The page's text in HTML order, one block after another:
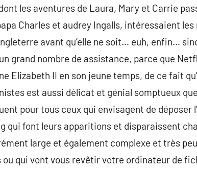
les aventures de Laura, Mary et Carrie
Charles et audrey Ingalls, intéressaient
avant qu’elle ne soit… euh, enfin…
grand nombre de assistance, parce que
Elizabeth II en son jeune temps, de ce fait
est aussi délicat et génial somptueux
pour tous ceux qui envisagent de déposer
qui font leurs apparitions et disparaissent
large et également complexe et très
qui vont vous revêtir votre ordinateur de